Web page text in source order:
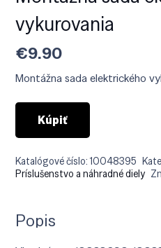
vykurovania
€9.90
Montážna sada elektrického
Kúpiť
Katalógové číslo:10048395
Príslušenstvo a náhradné diely
Popis